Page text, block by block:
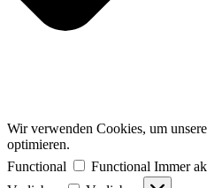
Wir verwenden Cookies, um
optimieren.
Functional
Functional Immer